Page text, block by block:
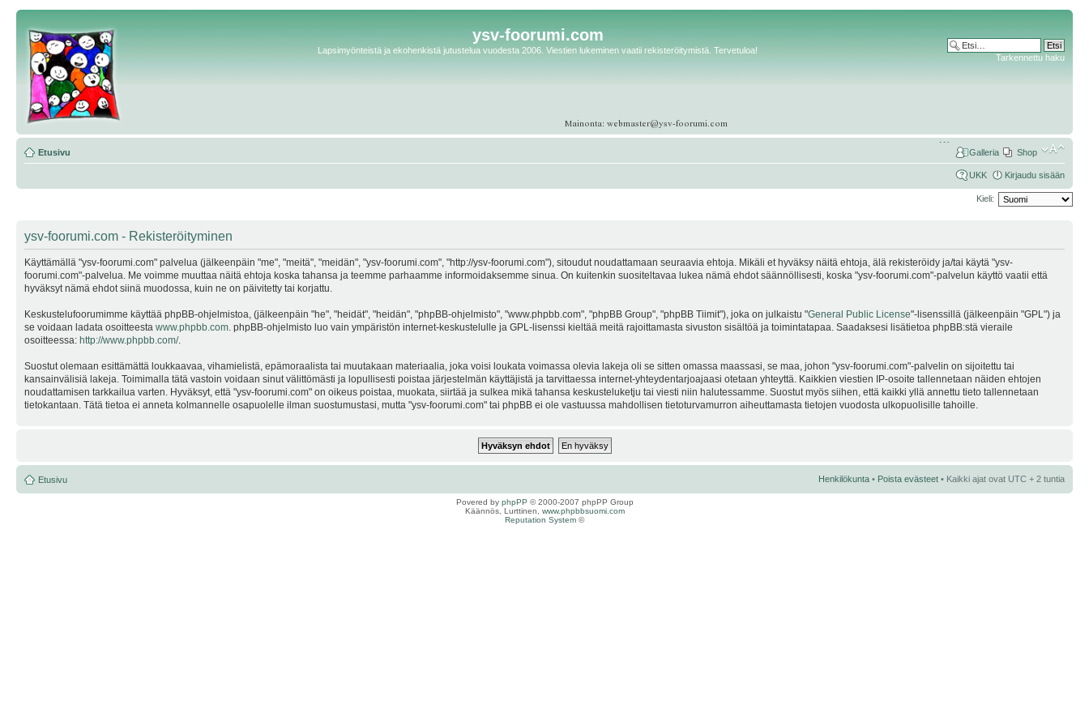
ysv-foorumi.com
Lapsimyönteistä ja ekohenkistä jutustelua vuodesta 2006. Viestien lukeminen vaatii rekisteröitymistä. Tervetuloa!
Tarkennettu haku
Etusivu Shop
Galleria
UKK Kirjaudu sisään
Kieli:
ysv-foorumi.com - Rekisteröityminen
Käyttämällä "ysv-foorumi.com" palvelua (jälkeenpäin "me", "meitä", "meidän", "ysv-foorumi.com", "http://ysv-foorumi.com"), sitoudut noudattamaan seuraavia ehtoja. Mikäli et hyväksy näitä ehtoja, älä rekisteröidy ja/tai käytä "ysv-
foorumi.com"-palvelua. Me voimme muuttaa näitä ehtoja koska tahansa ja teemme parhaamme informoidaksemme sinua. On kuitenkin suositeltavaa lukea nämä ehdot säännöllisesti, koska "ysv-foorumi.com"-palvelun käyttö vaatii että
hyväksyt nämä ehdot siinä muodossa, kuin ne on päivitetty tai korjattu.
Keskustelufoorumimme käyttää phpBB-ohjelmistoa, (jälkeenpäin "he", "heidät", "heidän", "phpBB-ohjelmisto", "www.phpbb.com", "phpBB Group", "phpBB Tiimit"), joka on julkaistu "General Public License"-lisenssillä (jälkeenpäin "GPL") ja
se voidaan ladata osoitteesta www.phpbb.com . phpBB-ohjelmisto luo vain ympäristön internet-keskustelulle ja GPL-lisenssi kieltää meitä rajoittamasta sivuston sisältöä ja toimintatapaa. Saadaksesi lisätietoa phpBB:stä vieraile
osoitteessa: http://www.phpbb.com/.
Suostut olemaan esittämättä loukkaavaa, vihamielistä, epämoraalista tai muutakaan materiaalia, joka voisi loukata voimassa olevia lakeja oli se sitten omassa maassasi, se maa, johon "ysv-foorumi.com"-palvelin on sijoitettu tai
kansainvälisiä lakeja. Toimimalla tätä vastoin voidaan sinut välittömästi ja lopullisesti poistaa järjestelmän käyttäjistä ja tarvittaessa internet-yhteydentarjoajaasi otetaan yhteyttä. Kaikkien viestien IP-osoite tallennetaan näiden ehtojen
noudattamisen tarkkailua varten. Hyväksyt, että "ysv-foorumi.com" on oikeus poistaa, muokata, siirtää ja sulkea mikä tahansa keskusteluketju tai viesti niin halutessamme. Suostut myös siihen, että kaikki yllä annettu tieto tallennetaan
tietokantaan. Tätä tietoa ei anneta kolmannelle osapuolelle ilman suostumustasi, mutta "ysv-foorumi.com" tai phpBB ei ole vastuussa mahdollisen tietoturvamurron aiheuttamasta tietojen vuodosta ulkopuolisille tahoille.
Etusivu Henkilökunta • Poista evästeet • Kaikki ajat ovat UTC + 2 tuntia
Povered by phpPP © 2000-2007 phpPP Group
Käännös, Lurttinen, www.phpbbsuomi.com
Reputation System ©